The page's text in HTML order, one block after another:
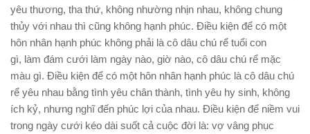
yêu thương, tha thứ, không nhường nhịn nhau, không chung
thủy với nhau thì cũng không hạnh phúc. Ðiều kiện để có một
hôn nhân hạnh phúc không phải là cô dâu chú rể tuổi con
gì, làm đám cưới làm ngày nào, giờ nào, cô dâu chú rể mặc
màu gì. Ðiều kiện để có một hôn nhân hạnh phúc là cô dâu chú
rể yêu nhau bằng tình yêu chân thành, tình yêu hy sinh, không
ích kỷ, nhưng nghĩ đến phúc lợi của nhau. Ðiều kiện để niềm vui
trong ngày cưới kéo dài suốt cả cuộc đời là: vợ vâng phục